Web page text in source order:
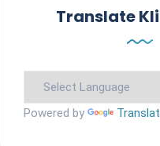
Translate
Powered by